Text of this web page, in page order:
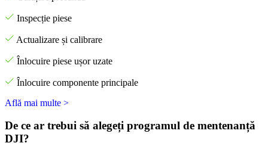
Inspecție piese
Actualizare și calibrare
Înlocuire piese ușor uzate
Înlocuire componente principale
Află mai multe >
De ce ar trebui să alegeți programul de mentenanță
DJI?